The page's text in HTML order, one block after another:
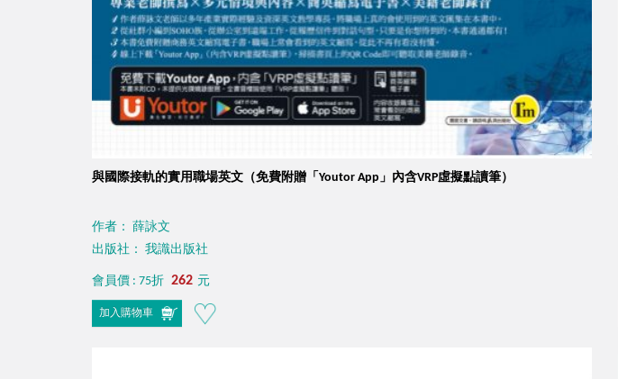
與國際接軌的實用職場英文（免費附贈「Youtor App」內含VRP虛擬點讀筆）
作者： 薛詠文
出版社： 我識出版社
會員價 : 75折 262 元
加入購物車